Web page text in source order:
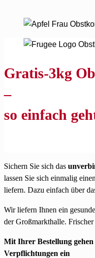
Gratis-3kg
–
so einfach
Sichern Sie sich das
lassen Sie sich einmalig
liefern. Dazu einfach über
Wir liefern Ihnen ein
der Großmarkthalle.
Mit Ihrer Bestellung
Verpflichtungen ein